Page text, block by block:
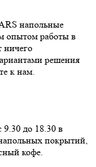
напольные
опытом работы в
ничего
решения
к нам.
до 18.30 в
покрытий,
кофе.